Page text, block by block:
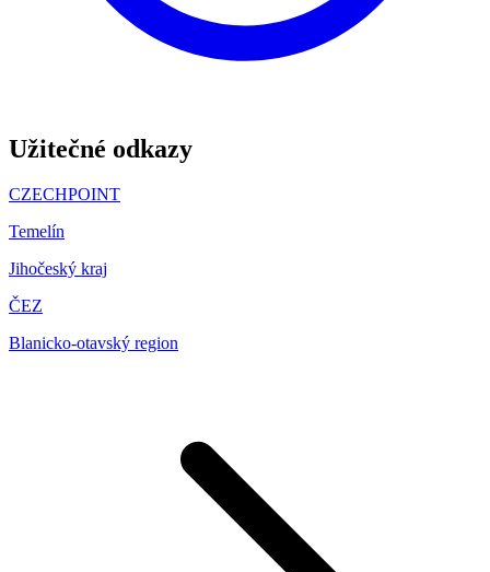
Užitečné odkazy
CZECHPOINT
Temelín
Jihočeský kraj
ČEZ
Blanicko-otavský region